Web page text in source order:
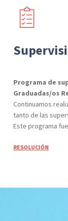
Programa de
Graduadas/os
Continuamos
tanto de las
Este programa
RESOLUCIÓN